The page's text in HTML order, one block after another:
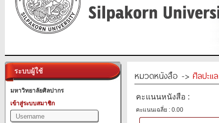
ระบบผู้ใช้
มหาวิทยาลัยศิลปากร
เข้าสู่ระบบสมาชิก
หมวดหนังสือ -> ศิลปะแ
คะแนนหนังสือ :
คะแนนเฉลี่ย : 0.00